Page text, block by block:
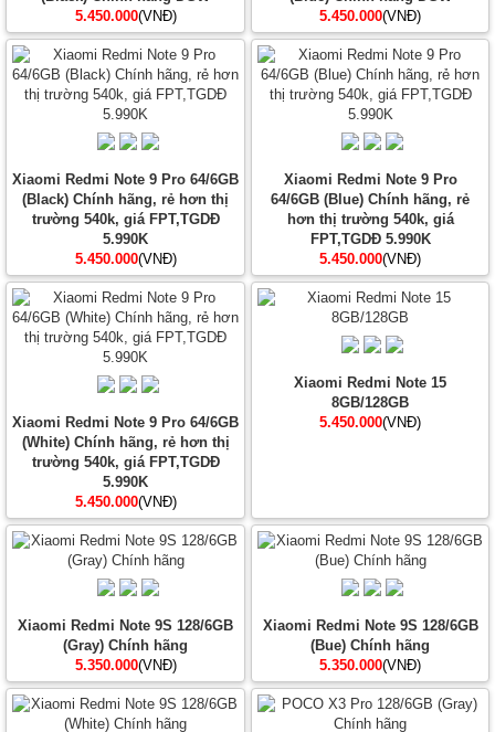
5.450.000(VNĐ)
5.450.000(VNĐ)
Xiaomi Redmi Note 9 Pro 64/6GB
(Black) Chính hãng, rẻ hơn thị
trường 540k, giá FPT,TGDĐ
5.990K
5.450.000(VNĐ)
Xiaomi Redmi Note 9 Pro
64/6GB (Blue) Chính hãng, rẻ
hơn thị trường 540k, giá
FPT,TGDĐ 5.990K
5.450.000(VNĐ)
Xiaomi Redmi Note 9 Pro 64/6GB
(White) Chính hãng, rẻ hơn thị
trường 540k, giá FPT,TGDĐ
5.990K
5.450.000(VNĐ)
Xiaomi Redmi Note 15
8GB/128GB
5.450.000(VNĐ)
Xiaomi Redmi Note 9S 128/6GB
(Gray) Chính hãng
5.350.000(VNĐ)
Xiaomi Redmi Note 9S 128/6GB
(Bue) Chính hãng
5.350.000(VNĐ)